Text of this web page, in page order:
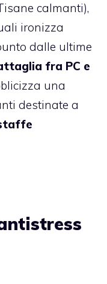
calmanti),
ironizza
dalle ultime
fra PC e
una
destinate a